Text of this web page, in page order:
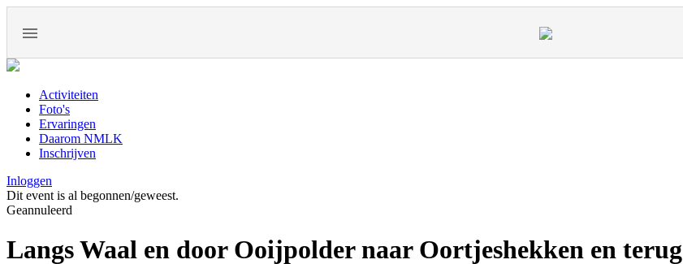
Activiteiten
Foto's
Ervaringen
Daarom NMLK
Inschrijven
Inloggen
Dit event is al begonnen/geweest.
Geannuleerd
Langs Waal en door Ooijpolder naar Oortjeshekken en terug